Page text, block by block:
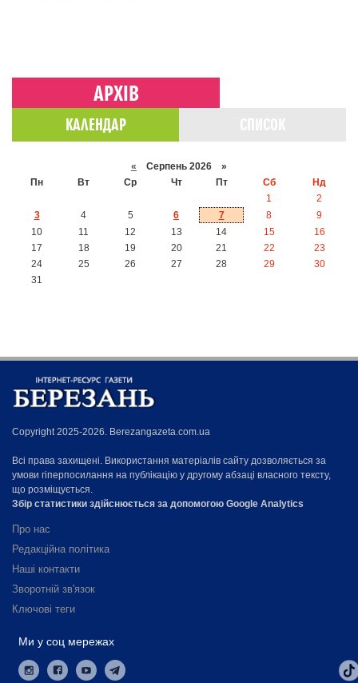
АРХІВ
КАЛЕНДАР
« Серпень 2026 »
Пн
Вт Ср Чт Пт Сб
Нд
1
2
3
4 5 6 7 8
9
10
11 12 13 14 15
16
17
18 19 20 21 22
23
24
25 26 27 28 29
30
31
Copyright 2025-2026. Berezangazeta.com.ua
Всі права захищені. Використання матеріалів сайту дозволяється за
умови гіперпосилання на публікацію у другому абзаці власного тексту,
що розміщується.
Збір статистики здійснюється за допомогою Google Analytics
Про нас
Редакційна політика
Наші контакти
Зворотній зв'язок
Ключові теги
Ми у соц мережах